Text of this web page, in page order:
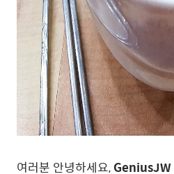
여러분 안녕하세요,GeniusJW